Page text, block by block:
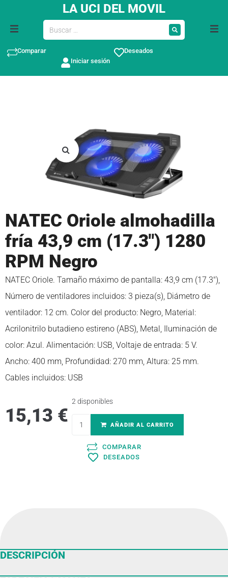
LA UCI DEL MOVIL
Comparar
Deseados
Iniciar sesión
NATEC Oriole almohadilla
fría 43,9 cm (17.3″) 1280
RPM Negro
NATEC Oriole. Tamaño máximo de pantalla: 43,9 cm (17.3″),
Número de ventiladores incluidos: 3 pieza(s), Diámetro de
ventilador: 12 cm. Color del producto: Negro, Material:
Acrilonitrilo butadieno estireno (ABS), Metal, Iluminación de
color: Azul. Alimentación: USB, Voltaje de entrada: 5 V.
Ancho: 400 mm, Profundidad: 270 mm, Altura: 25 mm.
Cables incluidos: USB
15,13 €
2 disponibles
AÑADIR AL CARRITO
COMPARAR
DESEADOS
DESCRIPCIÓN